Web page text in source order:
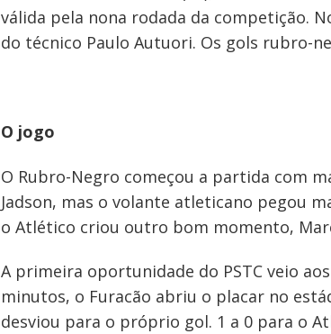
válida pela nona rodada da competição.
do técnico Paulo Autuori. Os gols rubro-
O jogo
O Rubro-Negro começou a partida com
Jadson, mas o volante atleticano pegou
o Atlético criou outro bom momento,
A primeira oportunidade do PSTC veio
minutos, o Furacão abriu o placar no
desviou para o próprio gol. 1 a 0 para o